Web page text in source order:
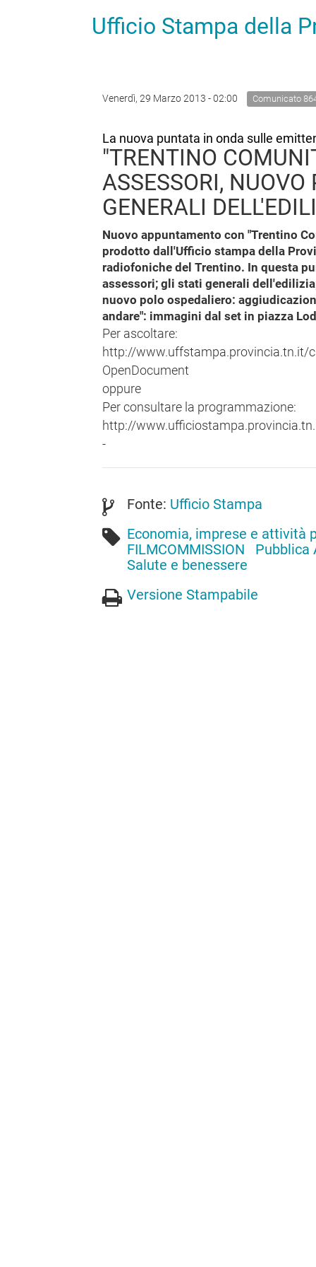
Ufficio Stampa della
Venerdì, 29 Marzo 2013 - 02:00 Comunicato
La nuova puntata in onda sulle
"TRENTINO
ASSESSORI, NUOVO
GENERALI
Nuovo appuntamento con "Trentino
prodotto dall'Ufficio stampa della
radiofoniche del Trentino. In questa
assessori; gli stati generali
nuovo polo ospedaliero:
andare": immagini dal set in piazza
Per ascoltare:
http://www.uffstampa.provincia.tn.it/
OpenDocument
oppure
Per consultare la programmazione:
http://
-
Fonte: Ufficio Stampa
Economia, imprese e attività
FILMCOMMISSION
Pubblica
Salute e benessere
Versione Stampabile